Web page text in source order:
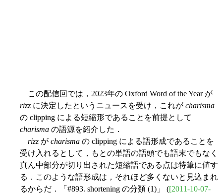
この配信回では，2023年の Oxford Word of the Year が
rizz に決定したというニュースを受け，これが charisma
の clipping による短縮形であることを前提として
charisma の語源を紹介した．
rizz が charisma の clipping による語形成であることを
受け入れるとして，もとの単語の語頭でも語末でもなく
真ん中部分が切り出された短縮語である点は特筆に値す
る．このような語形成は，それほど多くないと見込まれ
るからだ．「#893. shortening の分類 (1)」 ([2011-10-07-